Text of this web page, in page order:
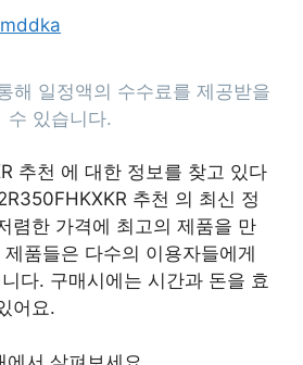
추천 에 대한 정보를 찾고 있다
추천 의 최신 정
렴한 가격에 최고의 제품을 만
품들은 다수의 이용자들에게
다. 구매시에는 시간과 돈을 효
어요.